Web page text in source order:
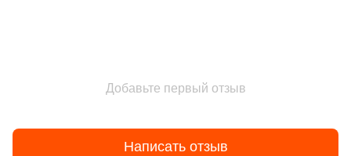
Добавьте первый отзыв
Написать отзыв